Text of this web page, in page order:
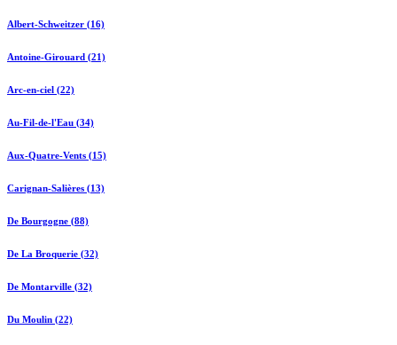
Albert-Schweitzer (16)
Antoine-Girouard (21)
Arc-en-ciel (22)
Au-Fil-de-l'Eau (34)
Aux-Quatre-Vents (15)
Carignan-Salières (13)
De Bourgogne (88)
De La Broquerie (32)
De Montarville (32)
Du Moulin (22)